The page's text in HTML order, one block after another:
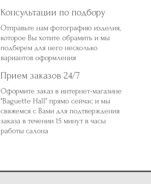
Консультации по подбору
Отправьте нам фотографию изделия,
которое Вы хотите обрамить и мы
подберем для него несколько
вариантов оформления
Прием заказов 24/7
Оформите заказ в интернет-магазине
"Baguette Hall" прямо сейчас и мы
свяжемся с Вами для подтверждения
заказа в течении 15 минут в часы
работы салона